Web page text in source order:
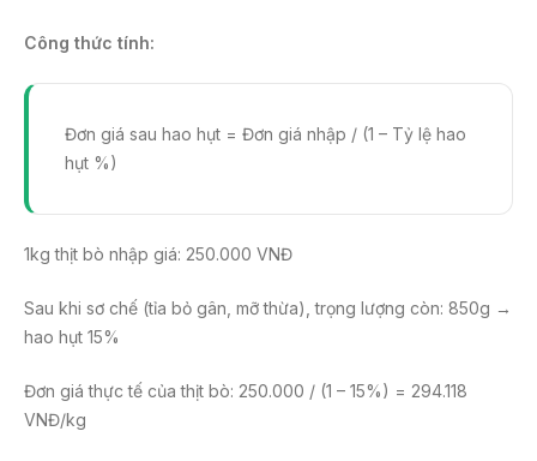
Công thức tính:
Đơn giá sau hao hụt = Đơn giá nhập / (1 – Tỷ lệ hao
hụt %)
1kg thịt bò nhập giá: 250.000 VNĐ
Sau khi sơ chế (tỉa bỏ gân, mỡ thừa), trọng lượng còn: 850g →
hao hụt 15%
Đơn giá thực tế của thịt bò: 250.000 / (1 – 15%) = 294.118
VNĐ/kg